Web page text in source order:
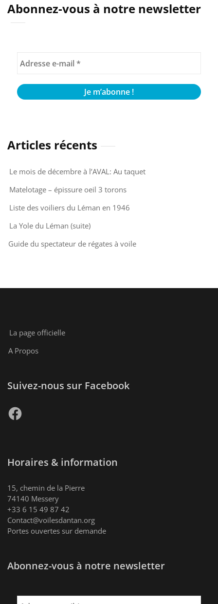
Abonnez-vous à notre newsletter
Articles récents
Le mois de décembre à l’AVAL: Au taquet
Matelotage – épissure oeil 3 torons
Liste des voiliers du Léman en 1946
La Yole du Léman (suite)
Guide du spectateur de régates à voile
La page officielle
A Propos
Suivez-nous sur Facebook
Facebook
Horaires & information
15, chemin de la Pierre
74140 Messery
+33 6 15 49 87 42
Contact@voilesdantan.org
Portes ouvertes sur demande
Abonnez-vous à notre newsletter